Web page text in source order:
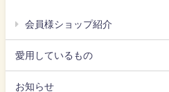
会員様ショップ紹介
愛用しているもの
お知らせ